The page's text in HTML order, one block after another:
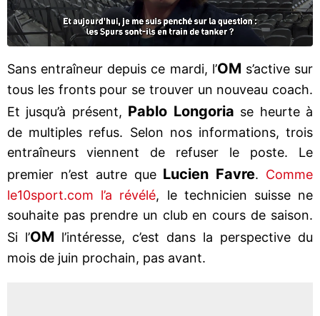
Sans entraîneur depuis ce mardi, l’OM s’active sur
tous les fronts pour se trouver un nouveau coach.
Et jusqu’à présent, Pablo Longoria se heurte à
de multiples refus. Selon nos informations, trois
entraîneurs viennent de refuser le poste. Le
premier n’est autre que Lucien Favre. Comme
le10sport.com l’a révélé, le technicien suisse ne
souhaite pas prendre un club en cours de saison.
Si l’OM l’intéresse, c’est dans la perspective du
mois de juin prochain, pas avant.